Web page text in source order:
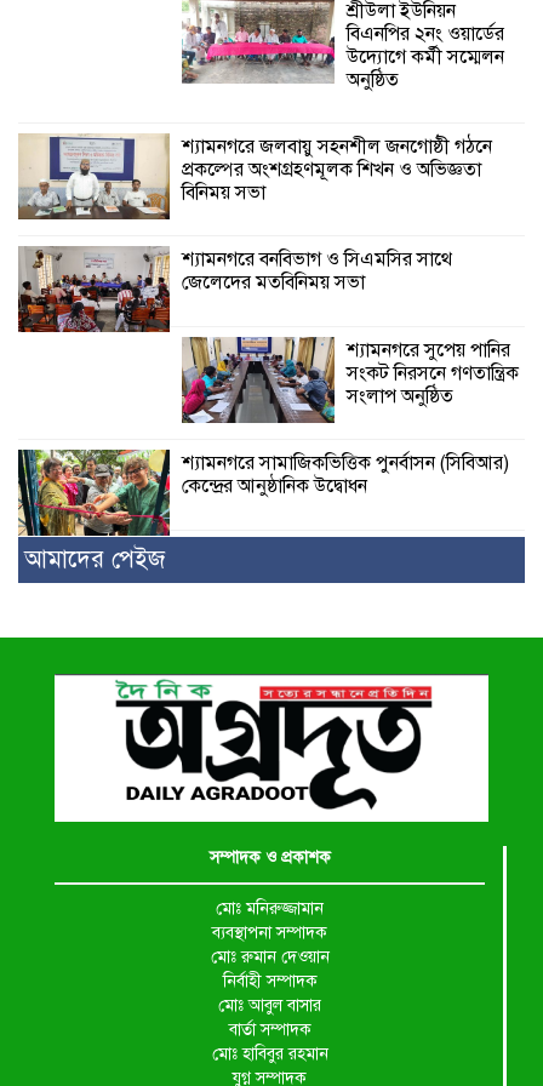
শ্রীউলা ইউনিয়ন
বিএনপির ২নং ওয়ার্ডের
উদ্যোগে কর্মী সম্মেলন
অনুষ্ঠিত
শ্যামনগরে জলবায়ু সহনশীল জনগোষ্ঠী গঠনে
প্রকল্পের অংশগ্রহণমূলক শিখন ও অভিজ্ঞতা
বিনিময় সভা
শ্যামনগরে বনবিভাগ ও সিএমসির সাথে
জেলেদের মতবিনিময় সভা
শ্যামনগরে সুপেয় পানির
সংকট নিরসনে গণতান্ত্রিক
সংলাপ অনুষ্ঠিত
শ্যামনগরে সামাজিকভিত্তিক পুনর্বাসন (সিবিআর)
কেন্দ্রের আনুষ্ঠানিক উদ্বোধন
আমাদের পেইজ
সম্পাদক ও প্রকাশক
মোঃ মনিরুজ্জামান
ব্যবস্থাপনা সম্পাদক
মোঃ রুমান দেওয়ান
নির্বাহী সম্পাদক
মোঃ আবুল বাসার
বার্তা সম্পাদক
মোঃ হাবিবুর রহমান
যুগ্ন সম্পাদক